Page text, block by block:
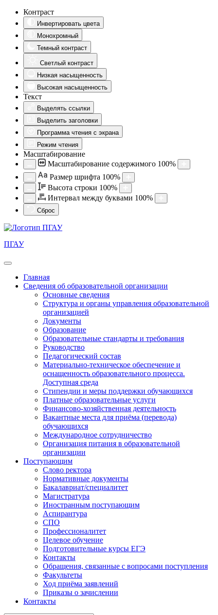
Контраст
Инвертировать цвета
Монохромный
Темный контраст
Светлый контраст
Низкая насыщенность
Высокая насыщенность
Текст
Выделять ссылки
Выделить заголовки
Программа чтения с экрана
Режим чтения
Масштабирование
Масштабирование содержимого 100%
Aa Размер шрифта 100%
Высота строки 100%
Интервал между буквами 100%
Сброс
ПГАУ
Главная
Сведения об образовательной организации
Основные сведения
Структура и органы управления образовательной
организацией
Документы
Образование
Образовательные стандарты и требования
Руководство
Педагогический состав
Материально-техническое обеспечение и
оснащенность образовательного процесса.
Доступная среда
Стипендии и меры поддержки обучающихся
Платные образовательные услуги
Финансово-хозяйственная деятельность
Вакантные места для приёма (перевода)
обучающихся
Международное сотрудничество
Организация питания в образовательной
организации
Поступающим
Слово ректора
Нормативные документы
Бакалавриат/специалитет
Магистратура
Иностранным поступающим
Аспирантура
СПО
Профессионалитет
Целевое обучение
Подготовительные курсы ЕГЭ
Контакты
Обращения, связанные с вопросами поступления
Факультеты
Ход приёма заявлений
Приказы о зачислении
Контакты